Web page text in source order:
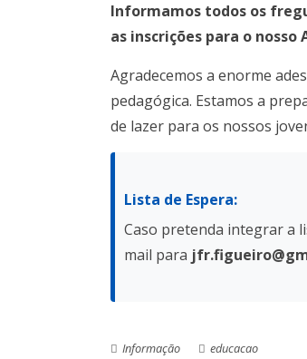
Informamos todos os
as inscrições para o
Agradecemos a enorme
pedagógica. Estamos a
de lazer para os nossos
Lista de Espera:
Caso pretenda integrar a
mail para
Informação educacao